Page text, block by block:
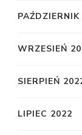
WRZESIEŃ
SIERPIEŃ
LIPIEC 2022